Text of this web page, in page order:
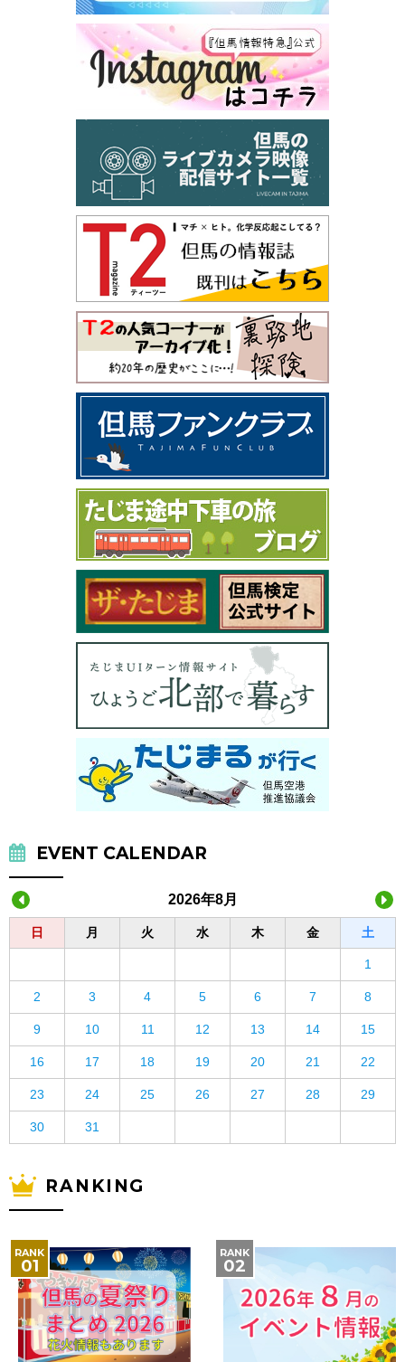
EVENT CALENDAR
2026年8月
日 月 火 水 木 金 土
1
2 3 4 5 6 7 8
9 10 11 12 13 14 15
16 17 18 19 20 21 22
23 24 25 26 27 28 29
30 31
RANKING